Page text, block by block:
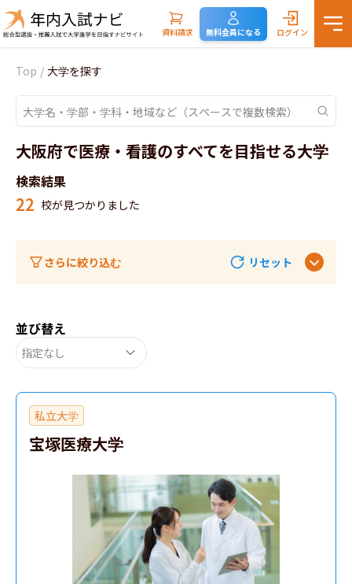
資料請求 無料会員になる ログイン
Top / 大学を探す
大阪府で医療・看護のすべてを目指せる大学
検索結果
22 校が見つかりました
さらに絞り込む リセット
並び替え
指定なし
私立大学
宝塚医療大学